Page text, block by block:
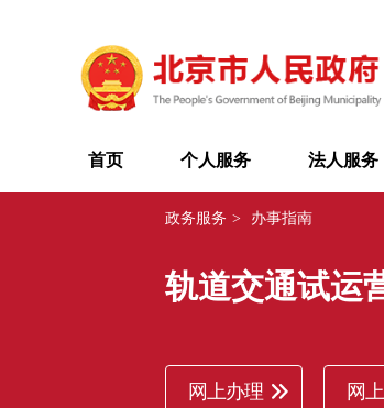
首页 个人服务 法人服务
政务服务 > 办事指南
轨道交通试运
网上办理 网